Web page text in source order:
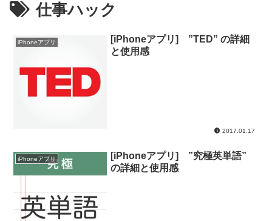
仕事ハック
iPhoneアプリ
[iPhoneアプリ] ”TED” の詳細
と使用感
2017.01.17
iPhoneアプリ
[iPhoneアプリ] ”究極英単語”
の詳細と使用感